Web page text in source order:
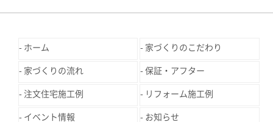
ホーム 家づくりのこだわり
家づくりの流れ 保証・アフター
注文住宅施工例 リフォーム施工例
イベント情報 お知らせ